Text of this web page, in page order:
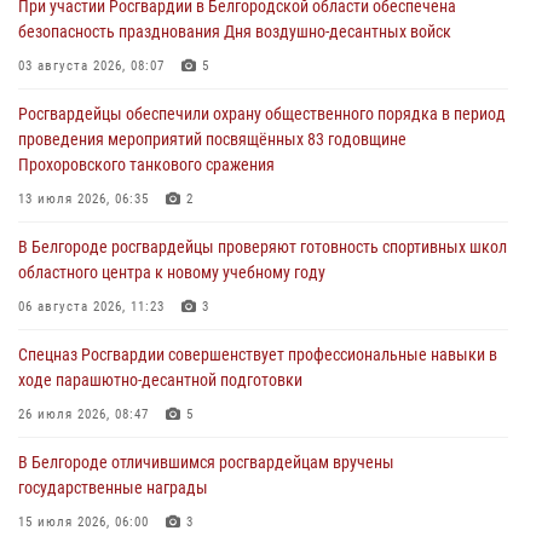
Подвиги героев‑росгвардейцев увековечили в новой музейной
экспозиции белгородского музея‑диорамы «Курская битва.
06 августа 2026, 12:05 3
В Белгороде росгвардейцы проверяют готовность спортивных школ
областного центра к новому учебному году
Росгвардия обеспечила общественную безопасность празднования
83-й годовщины освобождения г. Белгорода от немецко -
06 августа 2026, 06:54 3
Офицеры Росгвардии и ветераны войск правопорядка почтили
05 августа 2026, 17:12 2
При участии Росгвардии в Белгородской области обеспечена
безопасность празднования Дня воздушно-десантных войск
03 августа 2026, 08:07 5
Росгвардейцы обеспечили охрану общественного порядка в период
проведения мероприятий посвящённых 83 годовщине
Прохоровского танкового сражения
13 июля 2026, 06:35 2
В Белгороде росгвардейцы проверяют готовность спортивных школ
областного центра к новому учебному году
06 августа 2026, 11:23 3
Спецназ Росгвардии совершенствует профессиональные навыки в
ходе парашютно-десантной подготовки
26 июля 2026, 08:47 5
В Белгороде отличившимся росгвардейцам вручены
государственные награды
15 июля 2026, 06:00 3